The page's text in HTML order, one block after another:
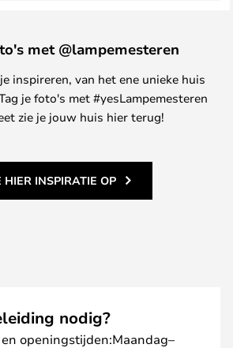
met @lampemesteren
inspireren, van het ene unieke huis
je foto's met #yesLampemesteren
zie je jouw huis hier terug!
HIER INSPIRATIE OP
nodig?
openingstijden:Maandag–